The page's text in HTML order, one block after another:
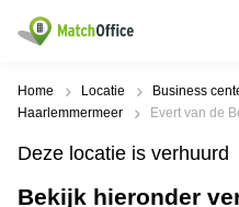
Huren / Verhuren
Productpagina's
Kantoorruimten
Populaire
Steden
Populaire
zoekopdrachten
Help
Over ons
Home Locatie Business
Haarlemmermeer
Evert van de
Deze locatie is verhuurd
Bekijk hieronder